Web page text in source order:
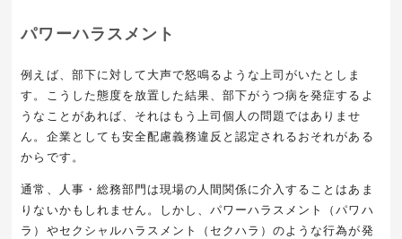
パワーハラスメント
例えば、部下に対して大声で怒鳴るような上司がいたとしま
す。こうした態度を放置した結果、部下がうつ病を発症するよ
うなことがあれば、それはもう上司個人の問題ではありませ
ん。企業としても安全配慮義務違反と認定されるおそれがある
からです。
通常、人事・総務部門は現場の人間関係に介入することはあま
りないかもしれません。しかし、パワーハラスメント（パワハ
ラ）やセクシャルハラスメント（セクハラ）のような行為が発